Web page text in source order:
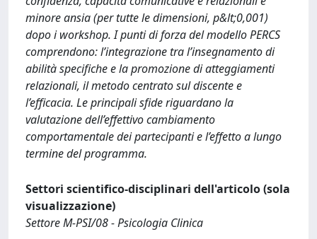
minore ansia (per tutte le dimensioni, p&lt;0,001)
dopo i workshop. I punti di forza del modello PERCS
comprendono: l’integrazione tra l’insegnamento di
abilità specifiche e la promozione di atteggiamenti
relazionali, il metodo centrato sul discente e
l’efficacia. Le principali sfide riguardano la
valutazione dell’effettivo cambiamento
comportamentale dei partecipanti e l’effetto a lungo
termine del programma.
Settori scientifico-disciplinari dell'articolo (sola
visualizzazione)
Settore M-PSI/08 - Psicologia Clinica